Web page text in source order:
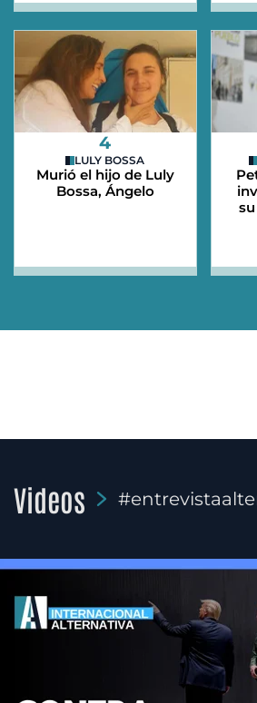
4
LULY BOSSA
Murió el hijo de Luly
Bossa, Ángelo
Videos